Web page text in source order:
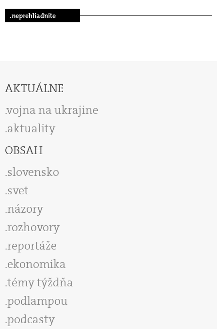
.neprehliadnite
AKTUÁLNE
vojna na ukrajine
aktuality
OBSAH
slovensko
svet
názory
rozhovory
reportáže
ekonomika
témy týždňa
podlampou
podcasty